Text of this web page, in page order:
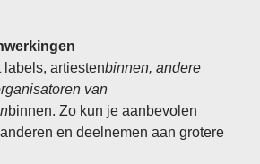
labels, artiestenbinnen, andere
van
binnen. Zo kun je aanbevolen
en deelnemen aan grotere